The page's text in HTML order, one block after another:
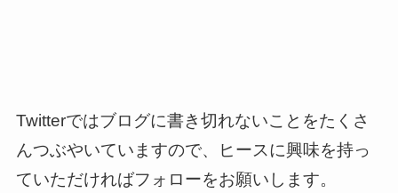
Twitterではブログに書き切れないことをたくさ
んつぶやいていますので、ヒースに興味を持っ
ていただければフォローをお願いします。